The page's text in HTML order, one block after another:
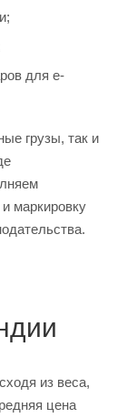
для e-
грузы, так и
маркировку
из веса,
цена